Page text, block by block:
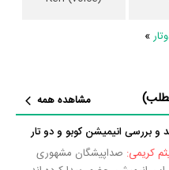
»
مشاهده همه
و بررسی انیمیشن کوبو و دو تار
کریمی: صداپیشگان مشهوری